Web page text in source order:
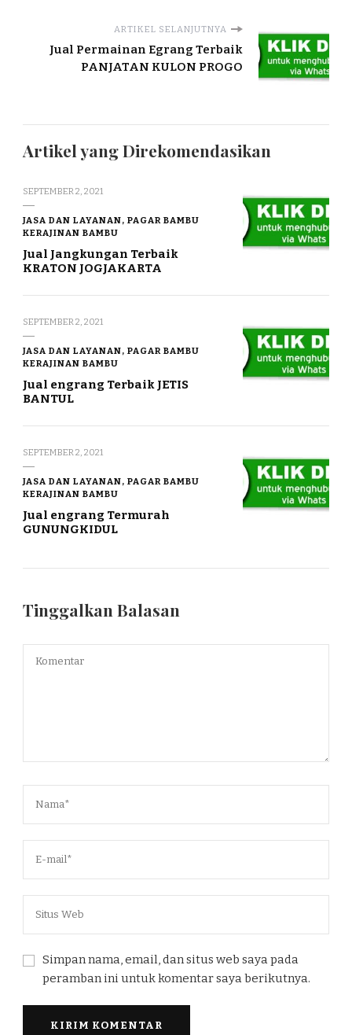
ARTIKEL SELANJUTNYA
Jual Permainan Egrang Terbaik
PANJATAN KULON PROGO
Artikel yang Direkomendasikan
SEPTEMBER 2, 2021
JASA DAN LAYANAN, PAGAR BAMBU
KERAJINAN BAMBU
Jual Jangkungan Terbaik
KRATON JOGJAKARTA
SEPTEMBER 2, 2021
JASA DAN LAYANAN, PAGAR BAMBU
KERAJINAN BAMBU
Jual engrang Terbaik JETIS
BANTUL
SEPTEMBER 2, 2021
JASA DAN LAYANAN, PAGAR BAMBU
KERAJINAN BAMBU
Jual engrang Termurah
GUNUNGKIDUL
Tinggalkan Balasan
Simpan nama, email, dan situs web saya pada
peramban ini untuk komentar saya berikutnya.